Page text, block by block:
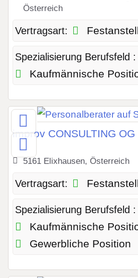
Österreich
Vertragsart:
Spezialisierung Berufsfeld :
Kaufmännische
improv CONSULTING OG
5161 Elixhausen, Österreich
Vertragsart:
Spezialisierung Berufsfeld :
Kaufmännische
Gewerbliche Position